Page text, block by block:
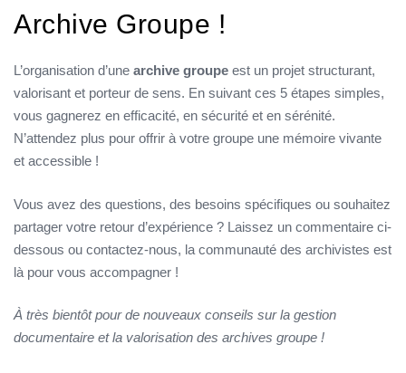
Archive Groupe !
L’organisation d’une archive groupe est un projet structurant,
valorisant et porteur de sens. En suivant ces 5 étapes simples,
vous gagnerez en efficacité, en sécurité et en sérénité.
N’attendez plus pour offrir à votre groupe une mémoire vivante
et accessible !
Vous avez des questions, des besoins spécifiques ou souhaitez
partager votre retour d’expérience ? Laissez un commentaire ci-
dessous ou contactez-nous, la communauté des archivistes est
là pour vous accompagner !
À très bientôt pour de nouveaux conseils sur la gestion
documentaire et la valorisation des archives groupe !